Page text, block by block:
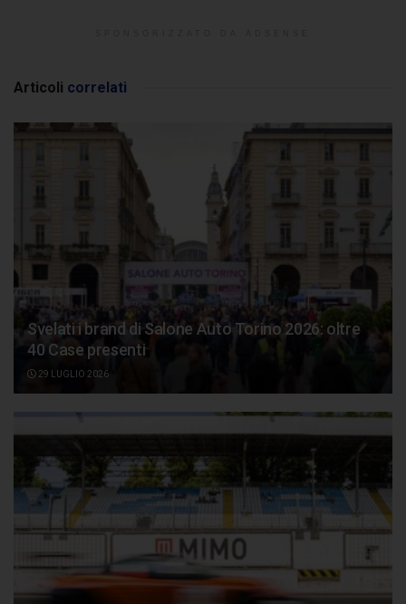
Articoli correlati
Svelati i brand di Salone Auto Torino 2026: oltre
40 Case presenti
29 LUGLIO 2026